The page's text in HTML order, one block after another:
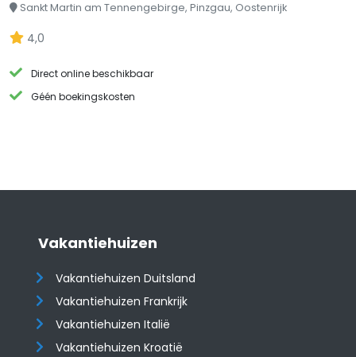
Sankt Martin am Tennengebirge, Pinzgau, Oostenrijk
4,0
Direct online beschikbaar
Géén boekingskosten
Vakantiehuizen
Vakantiehuizen Duitsland
Vakantiehuizen Frankrijk
Vakantiehuizen Italië
Vakantiehuizen Kroatië